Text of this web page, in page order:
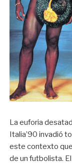
La euforia
Italia’90 invadió
este contexto
de un futbolista.